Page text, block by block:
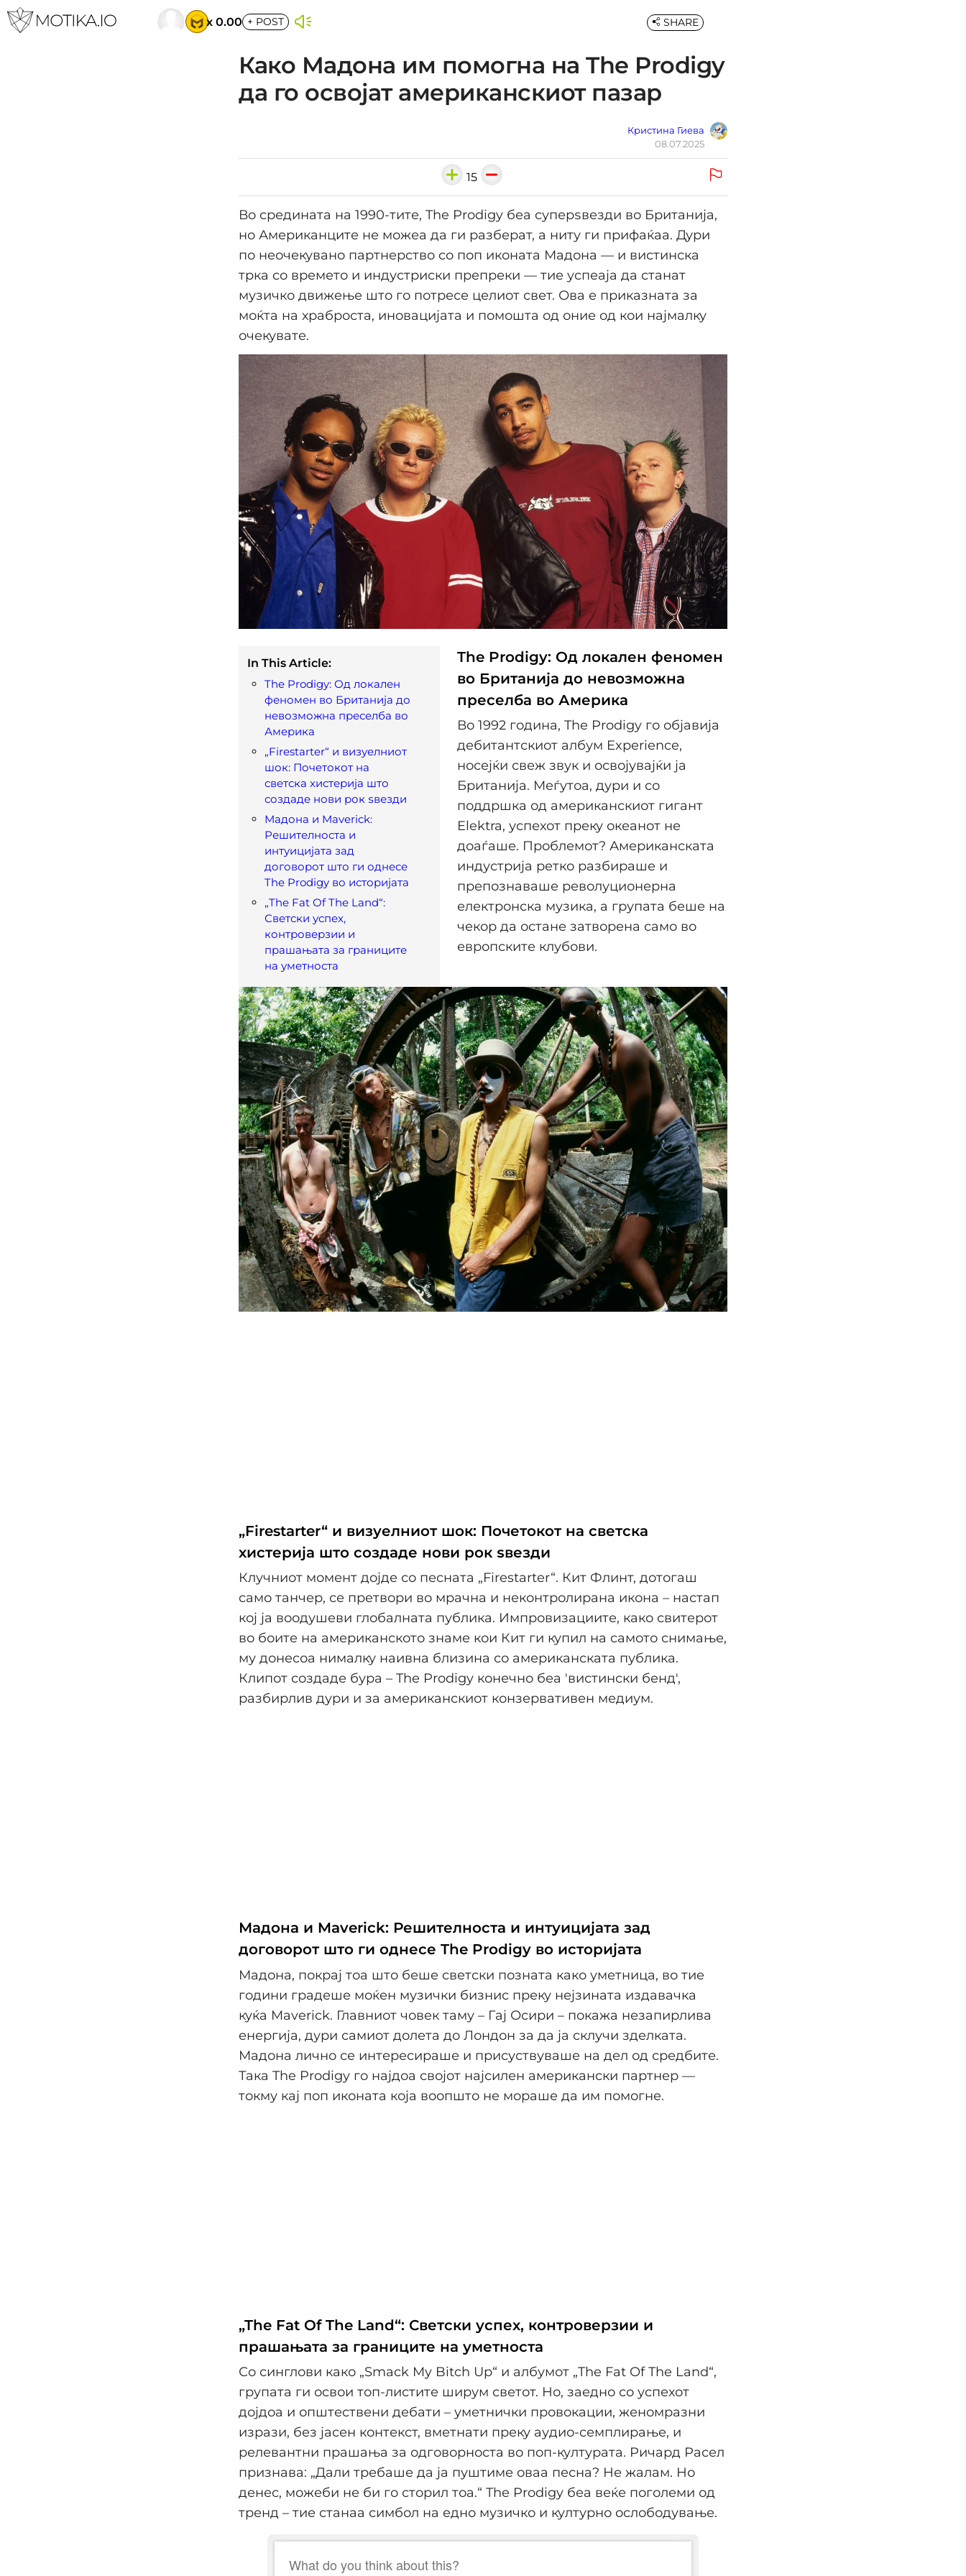
x 0.00 + POST
Како Мадона им помогна на The Prodigy
да го освојат американскиот пазар
Кристина Гиева
08.07.2025
SHARE
15
Во средината на 1990-тите, The Prodigy беа суперѕвезди во Британија,
но Американците не можеа да ги разберат, а ниту ги прифаќаа. Дури
по неочекувано партнерство со поп иконата Мадона — и вистинска
трка со времето и индустриски препреки — тие успеаја да станат
музичко движење што го потресе целиот свет. Ова е приказната за
моќта на храброста, иновацијата и помошта од оние од кои најмалку
очекувате.
In This Article:
The Prodigy: Од локален
феномен во Британија до
невозможна преселба во
Америка
„Firestarter“ и визуелниот
шок: Почетокот на
светска хистерија што
создаде нови рок ѕвезди
Мадона и Maverick:
Решителноста и
интуицијата зад
договорот што ги однесе
The Prodigy во историјата
„The Fat Of The Land“:
Светски успех,
контроверзии и
прашањата за границите
на уметноста
The Prodigy: Од локален феномен
во Британија до невозможна
преселба во Америка
Во 1992 година, The Prodigy го објавија
дебитантскиот албум Experience,
носејќи свеж звук и освојувајќи ја
Британија. Меѓутоа, дури и со
поддршка од американскиот гигант
Elektra, успехот преку океанот не
доаѓаше. Проблемот? Американската
индустрија ретко разбираше и
препознаваше револуционерна
електронска музика, а групата беше на
чекор да остане затворена само во
европските клубови.
„Firestarter“ и визуелниот шок: Почетокот на светска
хистерија што создаде нови рок ѕвезди
Клучниот момент дојде со песната „Firestarter“. Кит Флинт, дотогаш
само танчер, се претвори во мрачна и неконтролирана икона – настап
кој ја воодушеви глобалната публика. Импровизациите, како свитерот
во боите на американското знаме кои Кит ги купил на самото снимање,
му донесоа нималку наивна близина со американската публика.
Клипот создаде бура – The Prodigy конечно беа 'вистински бенд',
разбирлив дури и за американскиот конзервативен медиум.
Мадона и Maverick: Решителноста и интуицијата зад
договорот што ги однесе The Prodigy во историјата
Мадона, покрај тоа што беше светски позната како уметница, во тие
години градеше моќен музички бизнис преку нејзината издавачка
куќа Maverick. Главниот човек таму – Гај Осири – покажа незапирлива
енергија, дури самиот долета до Лондон за да ја склучи зделката.
Мадона лично се интересираше и присуствуваше на дел од средбите.
Така The Prodigy го најдоа својот најсилен американски партнер —
токму кај поп иконата која воопшто не мораше да им помогне.
„The Fat Of The Land“: Светски успех, контроверзии и
прашањата за границите на уметноста
Со синглови како „Smack My Bitch Up“ и албумот „The Fat Of The Land“,
групата ги освои топ-листите ширум светот. Но, заедно со успехот
дојдоа и општествени дебати – уметнички провокации, женомразни
изрази, без јасен контекст, вметнати преку аудио-семплирање, и
релевантни прашања за одговорноста во поп-културата. Ричард Расел
признава: „Дали требаше да ја пуштиме оваа песна? Не жалам. Но
денес, можеби не би го сторил тоа.“ The Prodigy беа веќе поголеми од
тренд – тие станаа симбол на едно музичко и културно ослободување.